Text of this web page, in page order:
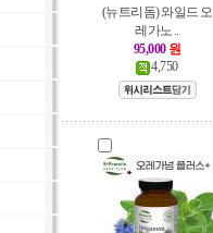
(뉴트리돔) 와일드 오
레가노 ..
95,000 원
4,750